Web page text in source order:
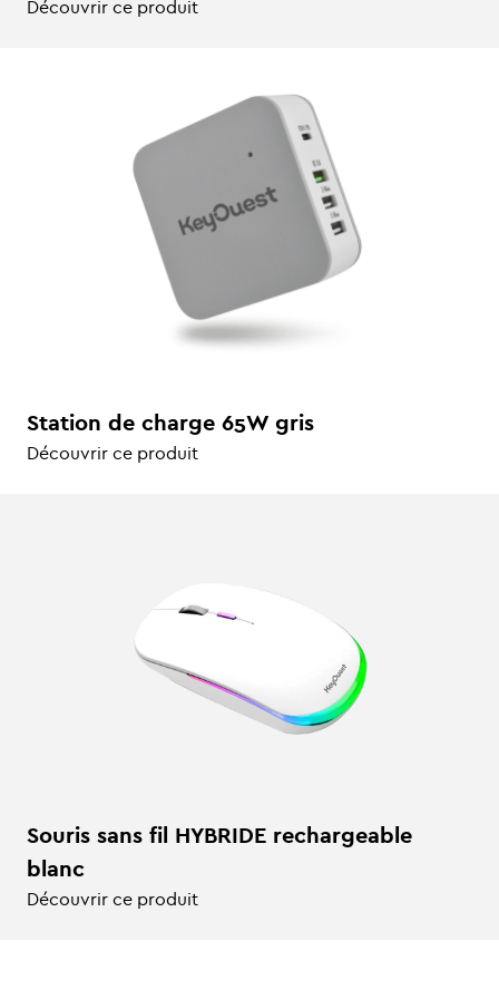
Découvrir ce produit
Station de charge 65W gris
Découvrir ce produit
Souris sans fil HYBRIDE rechargeable
blanc
Découvrir ce produit